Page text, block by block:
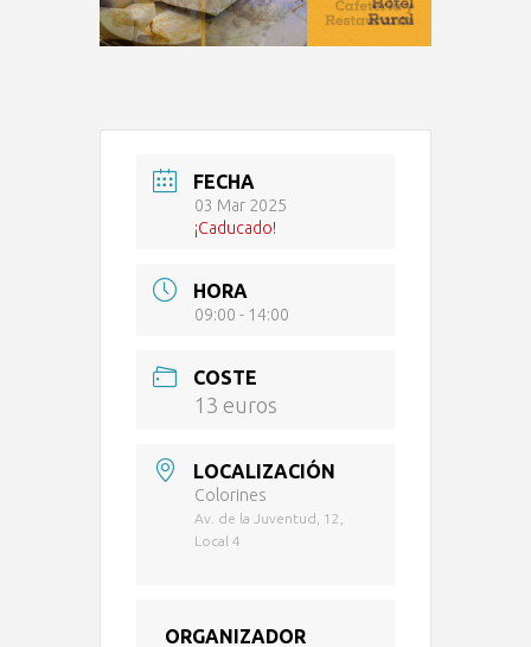
FECHA
03 Mar 2025
¡Caducado!
HORA
09:00 - 14:00
COSTE
13 euros
LOCALIZACIÓN
Colorines
Av. de la Juventud, 12,
Local 4
ORGANIZADOR